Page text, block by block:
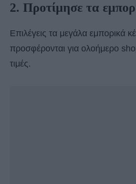
2. Προτίμησε τα
Επιλέγεις τα μεγάλα εμπορικά
προσφέρονται για ολοήμερο
τιμές.